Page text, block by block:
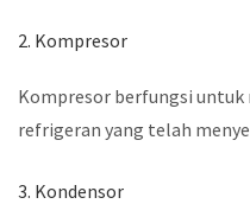
2. Kompresor
Kompresor berfungsi
refrigeran yang telah
3. Kondensor